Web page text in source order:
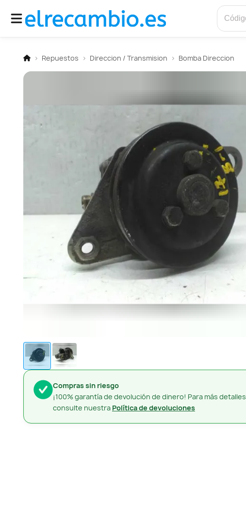
Repuestos Direccion / Transmision Bomba Direccion
Compras sin riesgo
¡100% garantía de devolución de dinero! Para más detalles,
consulte nuestra Política de devoluciones